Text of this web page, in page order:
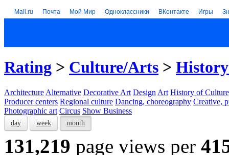
Mail.ru Почта Мой Мир Одноклассники ВКонтакте Игры
Rating > Culture/Arts >
Architecture Alternative Decorative Art Design Art History of
Producer centers Regional culture Dancing, choreography Creative,
Photographic art Circus Show Business
day week month
131,219 page views per